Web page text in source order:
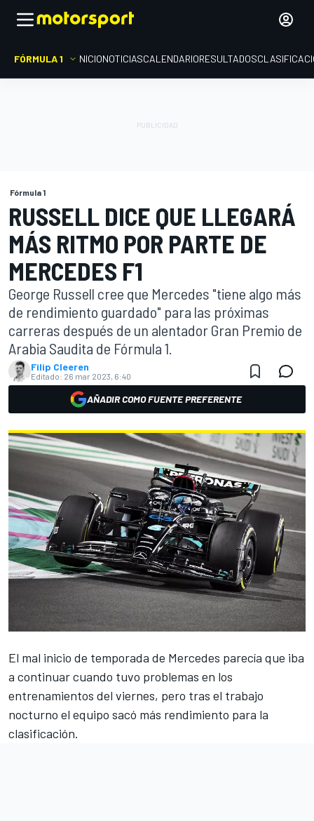
FÓRMULA 1 INICIONOTICIASCALENDARIORESULTADOS
Fórmula 1
RUSSELL DICE QUE LLEGARÁ
MÁS RITMO POR PARTE DE
MERCEDES F1
George Russell cree que Mercedes "tiene algo más
de rendimiento guardado" para las próximas
carreras después de un alentador Gran Premio de
Arabia Saudita de Fórmula 1.
Filip Cleeren
Editado: 26 mar 2023, 6:40
AÑADIR COMO FUENTE PREFERENTE
El mal inicio de temporada de Mercedes parecía que iba
a continuar cuando tuvo problemas en los
entrenamientos del viernes, pero tras el trabajo
nocturno el equipo sacó más rendimiento para la
clasificación.